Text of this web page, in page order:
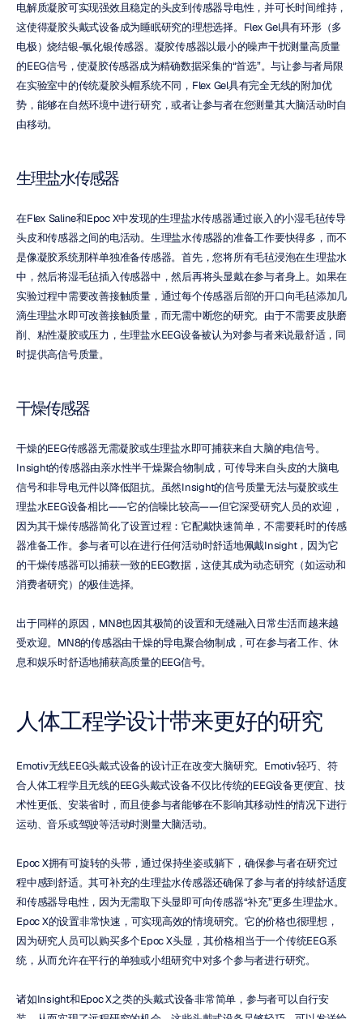
电解质凝胶可实现强效且稳定的头皮到传感器导电性，并可长时间维持，
这使得凝胶头戴式设备成为睡眠研究的理想选择。Flex Gel具有环形（多
电极）烧结银-氯化银传感器。凝胶传感器以最小的噪声干扰测量高质量
的EEG信号，使凝胶传感器成为精确数据采集的“首选”。与让参与者局限
在实验室中的传统凝胶头帽系统不同，Flex Gel具有完全无线的附加优
势，能够在自然环境中进行研究，或者让参与者在您测量其大脑活动时自
由移动。
生理盐水传感器
在Flex Saline和Epoc X中发现的生理盐水传感器通过嵌入的小湿毛毡传导
头皮和传感器之间的电活动。生理盐水传感器的准备工作要快得多，而不
是像凝胶系统那样单独准备传感器。首先，您将所有毛毡浸泡在生理盐水
中，然后将湿毛毡插入传感器中，然后再将头显戴在参与者身上。如果在
实验过程中需要改善接触质量，通过每个传感器后部的开口向毛毡添加几
滴生理盐水即可改善接触质量，而无需中断您的研究。由于不需要皮肤磨
削、粘性凝胶或压力，生理盐水EEG设备被认为对参与者来说最舒适，同
时提供高信号质量。
干燥传感器
干燥的EEG传感器无需凝胶或生理盐水即可捕获来自大脑的电信号。
Insight的传感器由亲水性半干燥聚合物制成，可传导来自头皮的大脑电
信号和非导电元件以降低阻抗。虽然Insight的信号质量无法与凝胶或生
理盐水EEG设备相比——它的信噪比较高——但它深受研究人员的欢迎，
因为其干燥传感器简化了设置过程：它配戴快速简单，不需要耗时的传感
器准备工作。参与者可以在进行任何活动时舒适地佩戴Insight，因为它
的干燥传感器可以捕获一致的EEG数据，这使其成为动态研究（如运动和
消费者研究）的极佳选择。
出于同样的原因，MN8也因其极简的设置和无缝融入日常生活而越来越
受欢迎。MN8的传感器由干燥的导电聚合物制成，可在参与者工作、休
息和娱乐时舒适地捕获高质量的EEG信号。
人体工程学设计带来更好的研究
Emotiv无线EEG头戴式设备的设计正在改变大脑研究。Emotiv轻巧、符
合人体工程学且无线的EEG头戴式设备不仅比传统的EEG设备更便宜、技
术性更低、安装省时，而且使参与者能够在不影响其移动性的情况下进行
运动、音乐或驾驶等活动时测量大脑活动。
Epoc X拥有可旋转的头带，通过保持坐姿或躺下，确保参与者在研究过
程中感到舒适。其可补充的生理盐水传感器还确保了参与者的持续舒适度
和传感器导电性，因为无需取下头显即可向传感器“补充”更多生理盐水。
Epoc X的设置非常快速，可实现高效的情境研究。它的价格也很理想，
因为研究人员可以购买多个Epoc X头显，其价格相当于一个传统EEG系
统，从而允许在平行的单独或小组研究中对多个参与者进行研究。
诸如Insight和Epoc X之类的头戴式设备非常简单，参与者可以自行安